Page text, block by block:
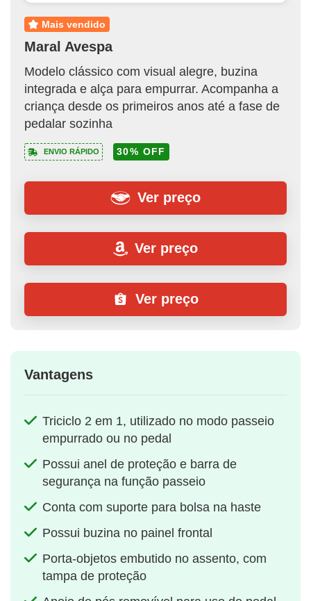
mais vendido
Maral Avespa
Modelo clássico com visual alegre, buzina
integrada e alça para empurrar. Acompanha a
criança desde os primeiros anos até a fase de
pedalar sozinha
ENVIO RÁPIDO 30% OFF
Ver preço
Ver preço
Ver preço
Vantagens
Triciclo 2 em 1, utilizado no modo passeio
empurrado ou no pedal
Possui anel de proteção e barra de
segurança na função passeio
Conta com suporte para bolsa na haste
Possui buzina no painel frontal
Porta-objetos embutido no assento, com
tampa de proteção